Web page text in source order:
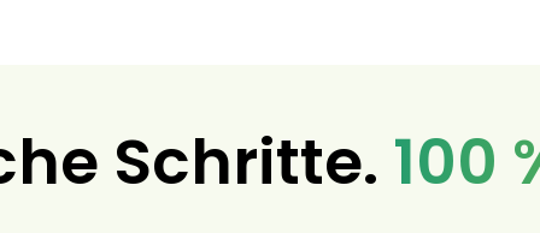
Schritte. 100